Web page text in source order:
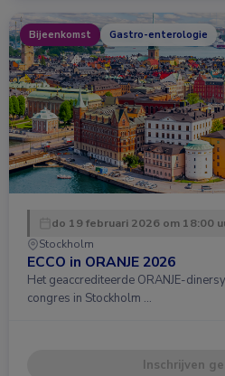
Bijeenkomst Gastro-enterologie
do 19 februari 2026 om 18:00
Stockholm
ECCO in ORANJE 2026
Het geaccrediteerde ORANJE-
congres in Stockholm …
Inschrijven